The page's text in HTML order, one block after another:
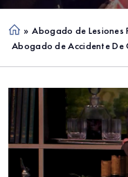
Ho
me
» Abogado de Lesiones
Abogado de Accidente De